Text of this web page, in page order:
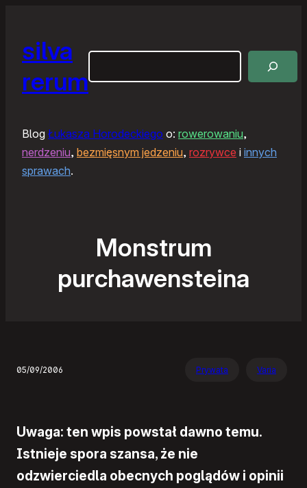
silva
rerum
Blog Łukasza Horodeckiego o: rowerowaniu,
nerdzeniu, bezmięsnym jedzeniu, rozrywce i innych
sprawach.
Monstrum
purchawensteina
05/09/2006 Prywata Varia
Uwaga: ten wpis powstał dawno temu.
Istnieje spora szansa, że nie
odzwierciedla obecnych poglądów i opinii